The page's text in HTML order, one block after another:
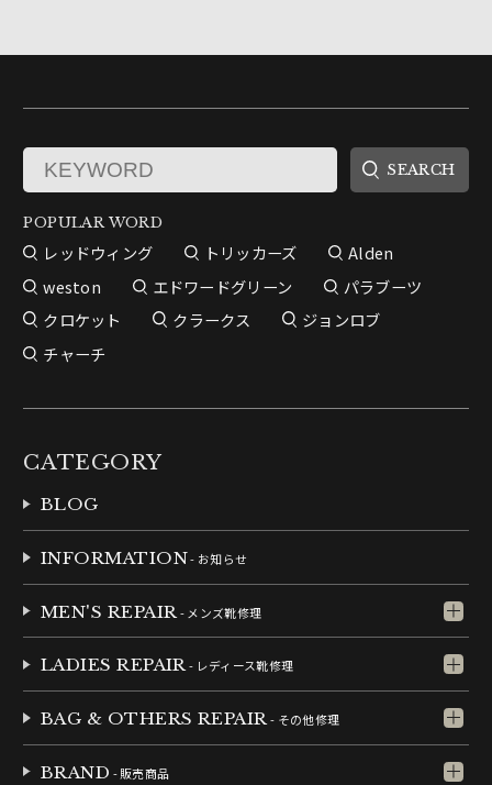
POPULAR WORD
レッドウィング トリッカーズ
Alden
weston
エドワードグリーン
パラブーツ
クロケット
クラークス
ジョンロブ
チャーチ
CATEGORY
BLOG
INFORMATION- お知らせ
MEN'S REPAIR - メンズ靴修理
LADIES REPAIR- レディース靴修理
BAG & OTHERS REPAIR- その他修理
BRAND - 販売商品